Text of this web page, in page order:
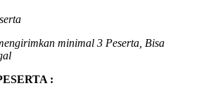
minimal 3 Peserta, Bisa
: